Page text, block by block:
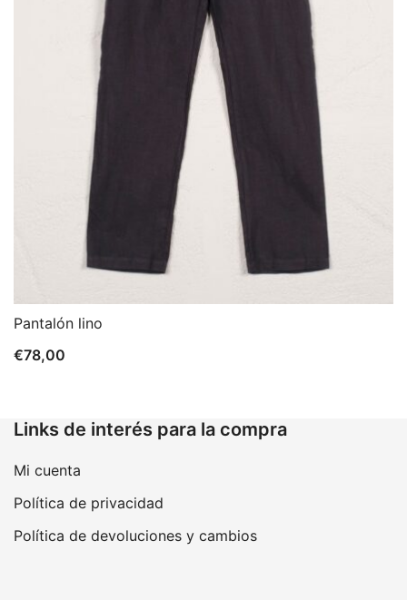
Pantalón lino
€78,00
Links de interés para la compra
Mi cuenta
Política de privacidad
Política de devoluciones y cambios